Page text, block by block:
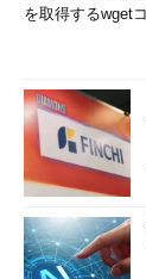
を取得するwget